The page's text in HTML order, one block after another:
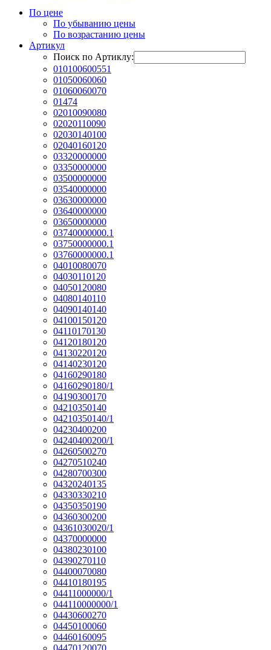
По цене
По убыванию цены
По возрастанию цены
Артикул
Поиск по Артиклу:
010100600551
01050060060
01060060070
01474
02010090080
02020110090
02030140100
02040160120
03320000000
03350000000
03500000000
03540000000
03630000000
03640000000
03650000000
03740000000.1
03750000000.1
03760000000.1
04010080070
04030110120
04050120080
04080140110
04090140140
04100150120
04110170130
04120180120
04130220120
04140230120
04160290180
04160290180/1
04190300170
04210350140
04210350140/1
04230400200
04240400200/1
04260500270
04270510240
04280700300
04320240135
04330330210
04350350190
04360300200
04361030020/1
04370000000
04380230100
04390270110
04400070080
04410180195
04411000000/1
044110000000/1
04430600270
04450100060
04460160095
04470120070